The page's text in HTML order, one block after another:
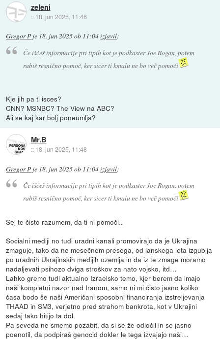
zeleni
:: 18. jun 2025, 11:46
Gregor P je 18. jun 2025 ob 11:04izjavil:
Če iščeš informacije pri tipih kot je podkaster Joe Rogan, potem
rabiš resnično pomoč, ker sicer ti kmalu ne bo več pomoči
Kje jih pa ti isces?
CNN? MSNBC? The View na ABC?
Ali se kaj kar bolj poneumlja?
Mr.B
:: 18. jun 2025, 11:48
Gregor P je 18. jun 2025 ob 11:04izjavil:
Če iščeš informacije pri tipih kot je podkaster Joe Rogan, potem
rabiš resnično pomoč, ker sicer ti kmalu ne bo več pomoči
Sej te čisto razumem, da ti ni pomoči..
Socialni mediji no tudi uradni kanali promovirajo da je Ukrajina
zmaguje, tako da ne mesečnem presega, od lanskega leta izgublja
po uradnih Ukrajinskih medijih ozemlja in da iz te zmage moramo
nadaljevati psihozo dviga stroškov za nato vojsko, itd…
Lahko gremo tudi aktualno Izraelsko temo, kjer berem da imajo
naši kompletni nazor nad Iranom, samo ni mi čisto jasno koliko
časa bodo še naši Američani sposobni financiranja izstreljevanja
THAAD in SM3, verjetno pred strahom bankrota, kot v Ukrajini
sedaj tako hitijo ta dol.
Pa seveda ne smemo pozabit, da si se že odločil in se jasno
poenotil, da podpiraš genocid dokler le tega izvajajo naši…